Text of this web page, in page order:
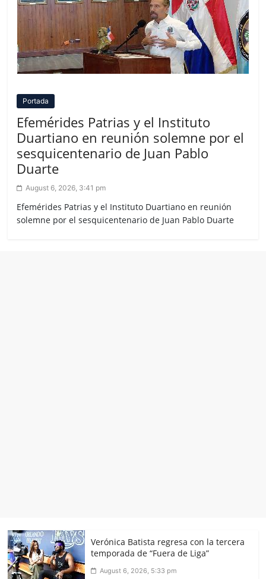
Portada
Efemérides Patrias y el Instituto
Duartiano en reunión solemne por el
sesquicentenario de Juan Pablo
Duarte
August 6, 2026, 3:41 pm
Efemérides Patrias y el Instituto Duartiano en reunión
solemne por el sesquicentenario de Juan Pablo Duarte
Verónica Batista regresa con la tercera
temporada de “Fuera de Liga”
August 6, 2026, 5:33 pm